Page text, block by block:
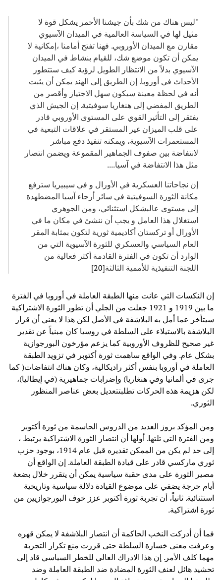
"ليس هناك من شك بأن جيشنا الأحمر يشكل قوة لا
مثيل لها في السياسة العالمية في الميدان الآسيوي
مقارن مع الميدان الأوروبي. فهنا تفتح أمامنا ،إمكانية لا
يمكن أن تكون موضع شك، للقيام بنشاط في الميدان
الآسيوي بدلاً من الانتظار الطويل لرؤية كيف ستتطور
الأحداث في أوروبا. إن الطريق إلى الهند يمكن أن يثبت
أنه في لحظة معينة سيكون سهل الاجتياز وأقصر من
الطريق المفضي إلى هنغاريا سوفيتية. إن الجيش الذي
يفتقر إلى التأثير القوي على المستوى الأوروبي قادر
على قلب الميزان غير المستقر في علاقات التبعية في
المستعمرات الآسيوية، ويمكنه تنفيذ دفع مباشر
لانتفاضة بين صفوف الجماهير المقموعة ويضمن انتصار
مثل هذا الانتفاضة في آسيا....
إن نجاحاتنا العسكرية في الأورال و في سيبيريا سترفع
مكانة الثورة السوفيتية في سائر أرجاء آسيا المضطهدة
إلى مستوى عالبشكل استثنائي، ومن الجوهري
استغلال هذا العامل و يجب أن ننشئ في مكان ما في
الأورال أو تركستان أكاديمية ثورية لتكون بمثابة المقر
العام السياسي والعسكري للثورة الآسيوية التي من
الوارد أن تكون في الفترة القادمة أكثر فعالية من
اللجنة التنفيذية للأممية الثالثة[20
]
إن النكسات التي عانت منها الطبقة العاملة في أوروبا في الفترة
ما بين 1919 و 1921 جعلت من الجلي أن تطور الثورة الاشتراكية
سيتأخر عما أمل به البلاشفة في الأصل لكن هذا لا يعني أن قرار
البلاشفة بالاستيلاء على السلطة في روسيا كان مبنياً عن تقدير
غير صحيح للظروف الأوروبية كما يزعم مؤرخون البورجوازية
بشكل عام. وفي الواقع ساهمت ثورة أكتوبر في تزويد الطبقة
العاملة في أوروبا بنفس أكثر راديكالية، وكان هناك انتفاضات( كما
جرى في ألمانيا وفي هنغاريا) وإضرابات جماهيرية (في إيطاليا)،
لكن هزيمة هذه الحركات تطلبتتعديل بعض عناصر المنظور
الثوري.
ومن المؤكد بروز العديد من الدروس الحاسمة من ثورة أكتوبر
ومن الفترة التي تلتها. أولها أن انتصار الثورة الاشتراكية يرتبط ،
إلى حد لم يكن من الممكن تقديره قبل عام 1914، بوجود حزب
ثوري ماركسي قادر على قيادة الطبقة العاملة. إن الواقع أن
مصير الثورة على مدى حقبة سياسية يمكن أن يتقرر خلال بضعة
أيام حرجة يضفي على موضوع القيادة دلالة سياسية وتاريخية
استثنائية. ثانياً، أن تجربة ثورة أكتوبر عزز خوف البورجوازيين من
ثورة اشتراكية.
فما أن أدركت النخب الحاكمة أن انتصار البلاشفة لا يمكن قهره
وعرفت معنى خسارة السلطة حتى قررت منع تكرار التجربة
مهما كلف الأمر. إن هذا الادراك العالي للخطر السياسي قاد إلى
تحشيد هائل لعنف الثورة المضادة ضد الطبقة العاملة وضد